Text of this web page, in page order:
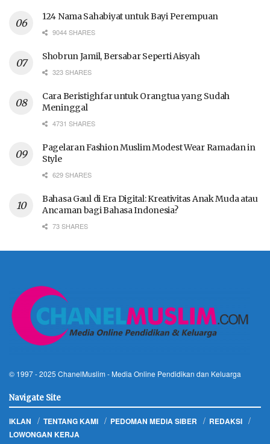
124 Nama Sahabiyat untuk Bayi Perempuan
9044 SHARES
Shobrun Jamil, Bersabar Seperti Aisyah
323 SHARES
Cara Beristighfar untuk Orangtua yang Sudah
Meninggal
4731 SHARES
Pagelaran Fashion Muslim Modest Wear Ramadan in
Style
629 SHARES
Bahasa Gaul di Era Digital: Kreativitas Anak Muda atau
Ancaman bagi Bahasa Indonesia?
73 SHARES
© 1997 - 2025 ChanelMuslim - Media Online Pendidikan dan Keluarga
Navigate Site
IKLAN TENTANG KAMI PEDOMAN MEDIA SIBER
REDAKSI
LOWONGAN KERJA